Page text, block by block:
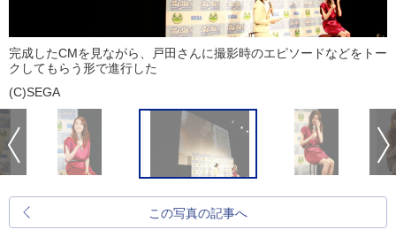
完成したCMを見ながら、戸田さんに撮影時のエピソードなどをトー
クしてもらう形で進行した
(C)SEGA
この写真の記事へ